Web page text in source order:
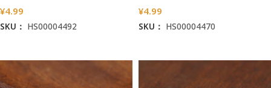
¥4.99
SKU： HS00004492
¥4.99
SKU： HS00004470